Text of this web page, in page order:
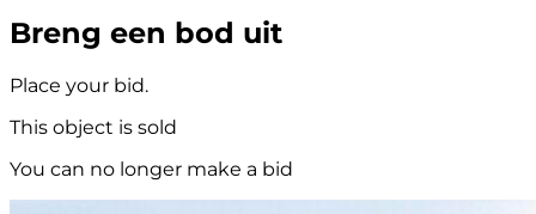
Breng een bod uit
Place your bid.
This object is sold
You can no longer make a bid